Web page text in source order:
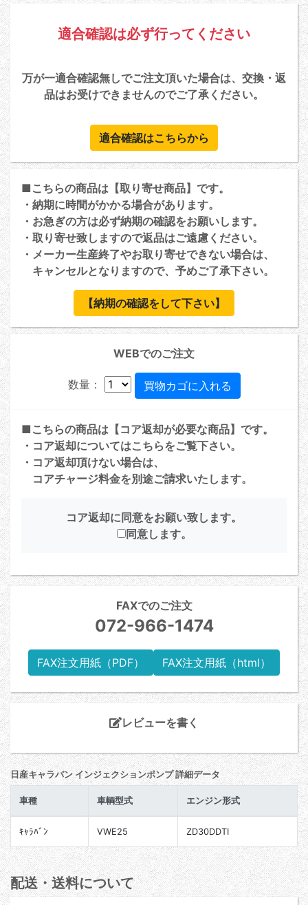
適合確認は必ず行ってください
万が一適合確認無しでご注文頂いた場合は、交換・返
品はお受けできませんのでご了承ください。
適合確認はこちらから
■こちらの商品は【取り寄せ商品】です。
・納期に時間がかかる場合があります。
・お急ぎの方は必ず納期の確認をお願いします。
・取り寄せ致しますので返品はご遠慮ください。
・メーカー生産終了やお取り寄せできない場合は、
キャンセルとなりますので、予めご了承下さい。
【納期の確認をして下さい】
WEBでのご注文
数量：
■こちらの商品は【コア返却が必要な商品】です。
・コア返却についてはこちらをご覧下さい。
・コア返却頂けない場合は、
コアチャージ料金を別途ご請求いたします。
コア返却に同意をお願い致します。
同意します。
FAXでのご注文
072-966-1474
FAX注文用紙（PDF） FAX注文用紙（html）
レビューを書く
日産キャラバン インジェクションポンプ 詳細データ
車種 車輌型式 エンジン形式
ｷｬﾗﾊﾞﾝ VWE25 ZD30DDTI
配送・送料について